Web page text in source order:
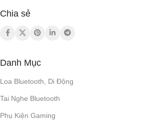
Chia sẻ
Danh Mục
Loa Bluetooth, Di Động
Tai Nghe Bluetooth
Phụ Kiện Gaming